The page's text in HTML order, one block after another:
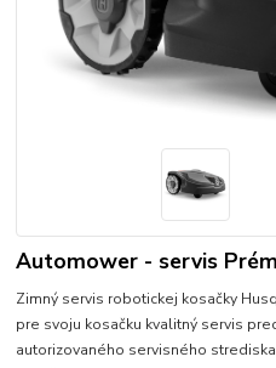
Automower - servis
Zimný servis robotickej kosačky
pre svoju kosačku kvalitný servis
autorizovaného servisného